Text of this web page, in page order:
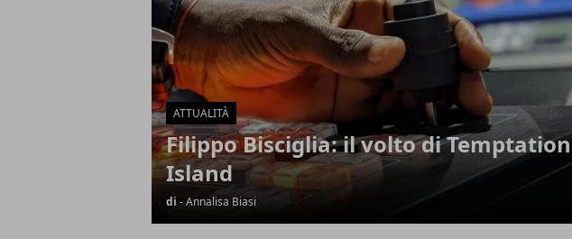
ATTUALITÀ
Filippo Bisciglia: il volto di Temptation
Island
di - Annalisa Biasi